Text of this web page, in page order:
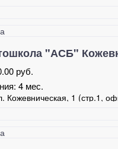
"АСБ"
руб.
4 мес.
Кожевническая, 1 (стр.1,